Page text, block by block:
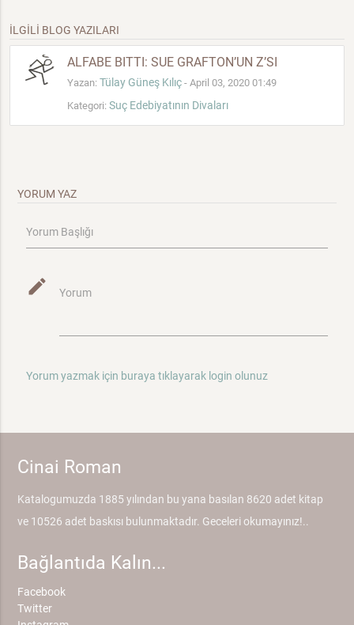
İLGİLİ BLOG YAZILARI
ALFABE BITTI: SUE GRAFTON’UN Z’SI
Yazan: Tülay Güneş Kılıç - April 03, 2020 01:49
Kategori: Suç Edebiyatının Divaları
YORUM YAZ
Yorum Başlığı
mode_edit Yorum
Yorum yazmak için buraya tıklayarak login olunuz
Cinai Roman
Katalogumuzda 1885 yılından bu yana basılan 8620 adet kitap
ve 10526 adet baskısı bulunmaktadır. Geceleri okumayınız!..
Bağlantıda Kalın...
Facebook
Twitter